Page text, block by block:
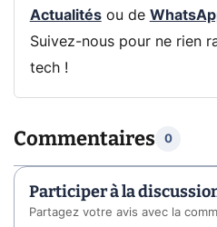
Actualitésou de
Suivez-nous pour ne rien
tech !
Commentaires 0
Participer à la
Partagez votre avis avec la